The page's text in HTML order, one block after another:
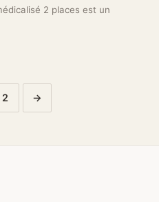
2 places est un
Pagination
des
2 →